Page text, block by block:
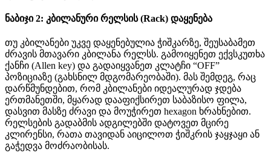
ნაბიჯი 2: კბილანური რელსის (Rack) დაყენება
თუ კბილანები უკვე დაყენებულია ჭიშკარზე, შეუსაბამეთ
ძრავის მთავარი კბილანა რელსს. გამოიყენეთ ექვსკუთხა
ქანჩი (Allen key) და გადაიყვანეთ კლატჩი “OFF”
პოზიციაზე (გახსნილ მდგომარეობაში). მას შემდეგ, რაც
დარწმუნდებით, რომ კბილანები იდეალურად ჯდება
ერთმანეთში, მყარად დააფიქსირეთ საბაზისო ფილა,
დასვით მასზე ძრავი და მოუჭირეთ hexagon ხრახნებით.
რელსების გადაბმის ადგილებში დატოვეთ მცირე
კლირენსი, რათა თავიდან აიცილოთ ჭიშკრის ჯაყჯაყი ან
გაჭედვა მოძრაობისას.